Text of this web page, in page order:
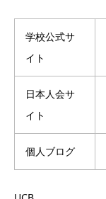
学校公式サ
イト
日本人会サ
イト
個人ブログ